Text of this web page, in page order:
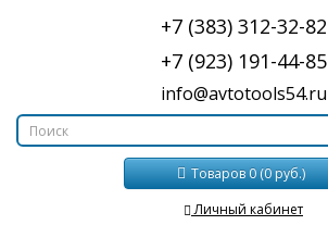
+7 (383) 312-32-82
+7 (923) 191-44-85
info@avtotools54.ru
Товаров 0 (0 руб.)
Личный кабинет